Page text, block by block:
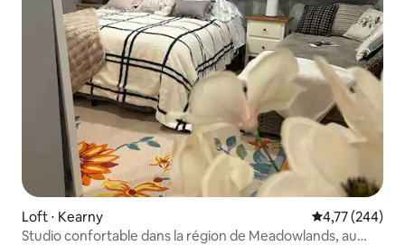
Loft ⋅ Kearny Évaluation
4,77 (244)
Studio confortable dans la région de Meadowlands, au